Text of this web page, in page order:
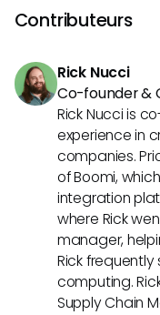
organisation. Se
parti de telles
Contributeurs
Rick Nucci
Co-founder &
Rick Nucci is
experience in
companies.
of Boomi,
integration
where Rick
manager,
Rick
computing.
Supply Chain